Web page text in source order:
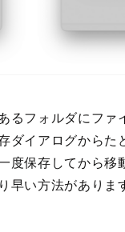
フォルダにファ
ダイアログからた
度保存してから
早い方法がありま